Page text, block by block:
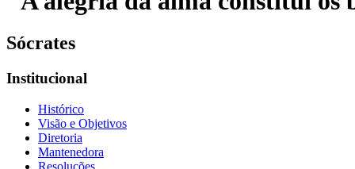
Sócrates
Institucional
Histórico
Visão e Objetivos
Diretoria
Mantenedora
Resoluções